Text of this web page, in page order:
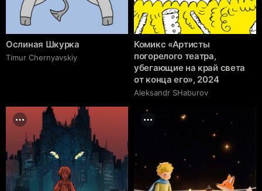
Ослиная Шкурка
Timur Chernyavskiy
Комикс «Артисты
погорелого театра,
убегающие на край света
от конца его», 2024
Аleksandr SHaburov